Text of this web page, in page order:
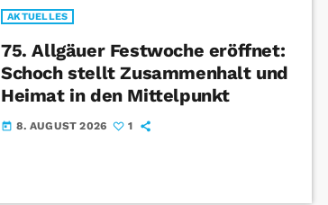
AKTUELLES
75. Allgäuer Festwoche eröffnet:
Schoch stellt Zusammenhalt und
Heimat in den Mittelpunkt
today 8. AUGUST 2026 1